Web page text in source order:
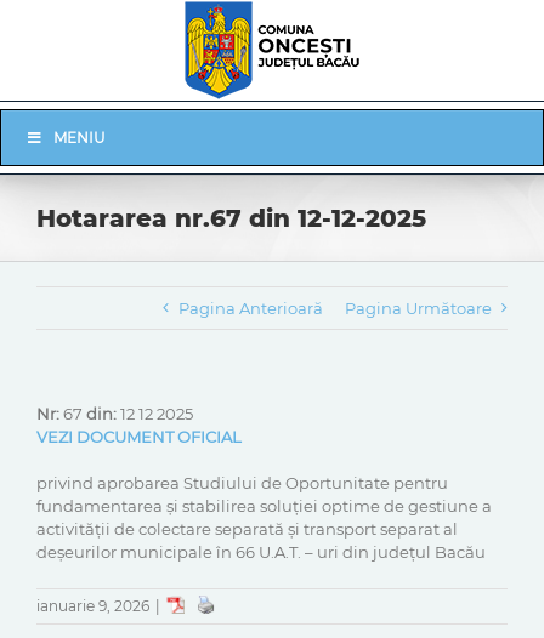
Navigation
MENIU
Hotararea nr.67 din 12-12-2025
Pagina Anterioară Pagina Următoare
Nr:67 din:12 12 2025
VEZI DOCUMENT OFICIAL
privind aprobarea Studiului de Oportunitate pentru
fundamentarea și stabilirea soluției optime de gestiune a
activității de colectare separată și transport separat al
deșeurilor municipale în 66 U.A.T. – uri din județul Bacău
ianuarie 9, 2026